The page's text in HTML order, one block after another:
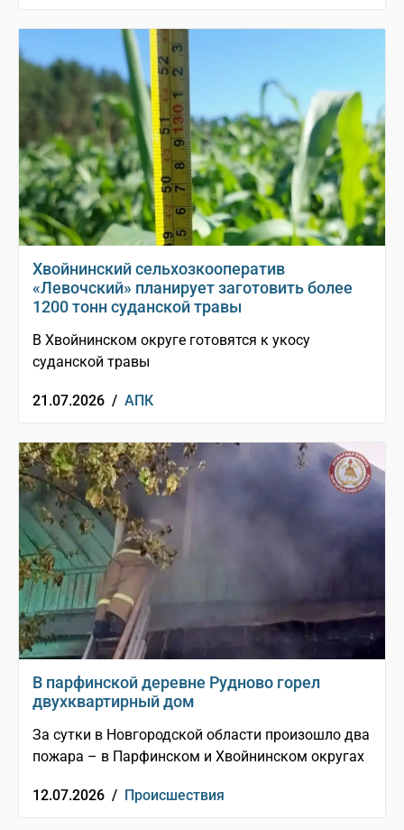
Хвойнинский сельхозкооператив
«Левочский» планирует заготовить более
1200 тонн суданской травы
В Хвойнинском округе готовятся к укосу
суданской травы
21.07.2026 / АПК
В парфинской деревне Рудново горел
двухквартирный дом
За сутки в Новгородской области произошло два
пожара – в Парфинском и Хвойнинском округах
12.07.2026 / Происшествия